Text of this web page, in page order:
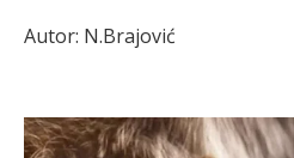
Autor: N.Brajović